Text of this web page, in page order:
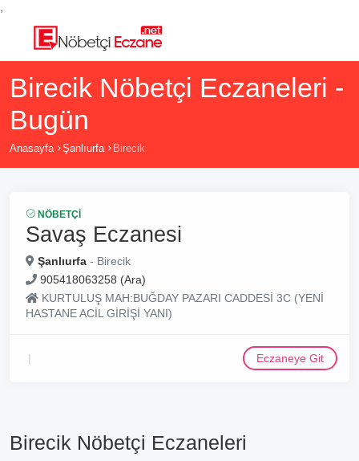
Birecik Nöbetçi Eczaneleri -
Bugün
Anasayfa Şanlıurfa Birecik
NÖBETÇI
Savaş Eczanesi
Şanlıurfa - Birecik
905418063258 (Ara)
KURTULUŞ MAH:BUĞDAY PAZARI CADDESİ 3C (YENİ
HASTANE ACİL GİRİŞİ YANI)
Eczaneye Git
Birecik Nöbetçi Eczaneleri